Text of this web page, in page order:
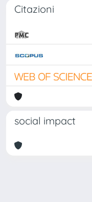
Citazioni
social impact